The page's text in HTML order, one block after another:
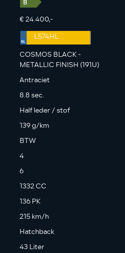
€ 24.400,-
L574HL
COSMOS BLACK -
METALLIC FINISH (191U)
Antraciet
8.8 sec.
Half leder / stof
139 g/km
BTW
4
6
1332 CC
136 PK
215 km/h
Hatchback
43 Liter